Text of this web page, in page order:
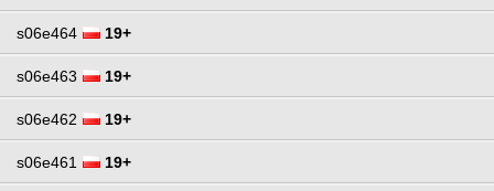
s06e464 19+
s06e463 19+
s06e462 19+
s06e461 19+